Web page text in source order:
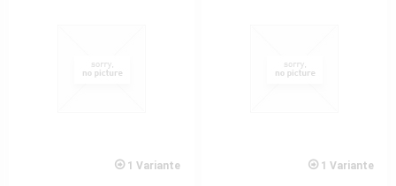
1 Variante 1 Variante